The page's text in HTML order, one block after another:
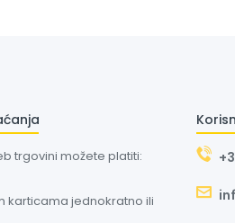
trgovini možete platiti:
karticama jednokratno ili